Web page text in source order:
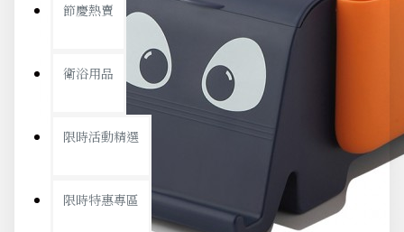
節慶熱賣
衛浴用品
限時活動精選
限時特惠專區